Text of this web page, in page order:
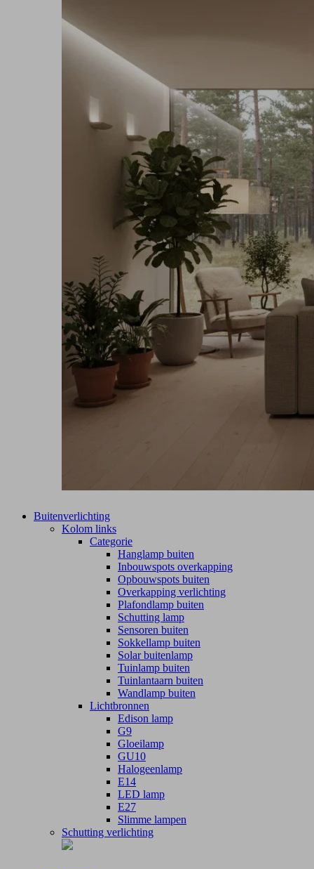
Buitenverlichting
Kolom links
Categorie
Hanglamp buiten
Inbouwspots overkapping
Opbouwspots buiten
Overkapping verlichting
Plafondlamp buiten
Schutting lamp
Sensoren buiten
Sokkellamp buiten
Solar buitenlamp
Tuinlamp buiten
Tuinlantaarn buiten
Wandlamp buiten
Lichtbronnen
Edison lamp
G9
Gloeilamp
GU10
Halogeenlamp
E14
LED lamp
E27
Slimme lampen
Schutting verlichting